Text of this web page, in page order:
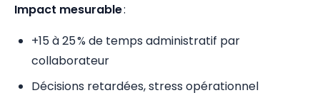
Impact mesurable:
+15 à 25 % de temps administratif par
collaborateur
Décisions retardées, stress opérationnel